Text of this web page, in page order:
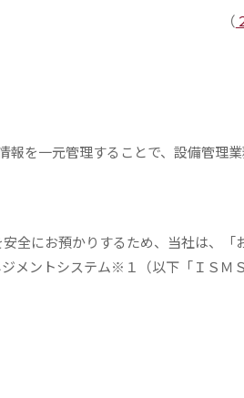
報を一元管理することで、設備管理
全にお預かりするため、当社は、
メントシステム※１（以下「ＩＳ